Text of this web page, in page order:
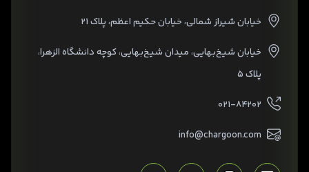
خیابان شیراز شمالی، خیابان حکیم اعظم، پلاک ۲۱
خیابان شیخ‌بهایی، میدان شیخ‌بهایی، کوچه دانشگاه الزهرا،
پلاک ۵
۰۲۱-۸۴۲۰۲
info@chargoon.com